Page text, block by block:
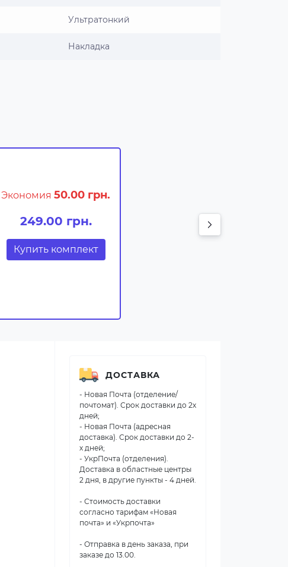
Ультратонкий
Накладка
Экономия 50.00 грн.
249.00 грн.
Купить комплект
ДОСТАВКА
- Новая Почта (отделение/
почтомат). Срок доставки до 2х
дней;
- Новая Почта (адресная
доставка). Срок доставки до 2-
х дней;
- УкрПочта (отделения).
Доставка в областные центры
2 дня, в другие пункты - 4 дней.
- Стоимость доставки
согласно тарифам «Новая
почта» и «Укрпочта»
- Отправка в день заказа, при
заказе до 13.00.